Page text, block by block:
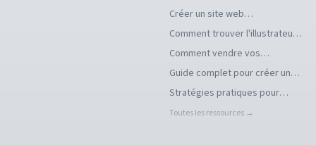
Créer un site web
d'illustrations pour se
qu'illustrateur
Comment trouver l'illustrateur
freelance idéal pour votre
Comment vendre vos
illustrations facilement en ligne
Guide complet pour créer un
book d'illustration en ligne
pour illustrateurs
Stratégies pratiques pour
dénicher des commandes
Toutes les ressources →